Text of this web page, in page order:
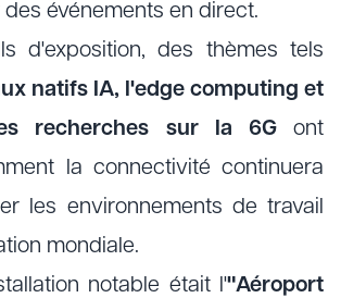
événements en direct.
d'exposition, des thèmes tels
natifs IA, l'edge computing et
recherches sur la 6G ont
la connectivité continuera
les environnements de travail
mondiale.
notable était l'"Aéroport